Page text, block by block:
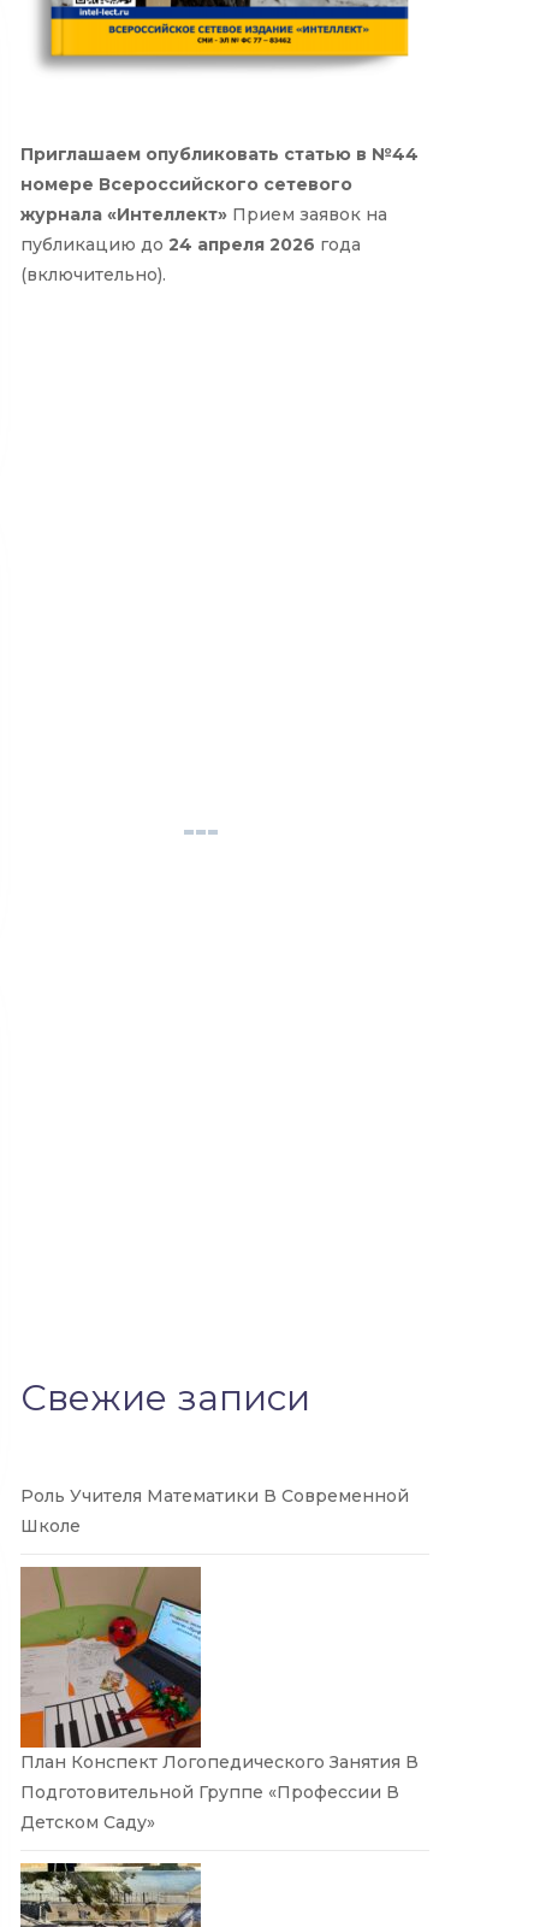
Приглашаем опубликовать статью в №44
номере Всероссийского сетевого
журнала «Интеллект» Прием заявок на
публикацию до 24 апреля 2026 года
(включительно).
Свежие записи
Роль Учителя Математики В Современной
Школе
План Конспект Логопедического Занятия В
Подготовительной Группе «Профессии В
Детском Саду»